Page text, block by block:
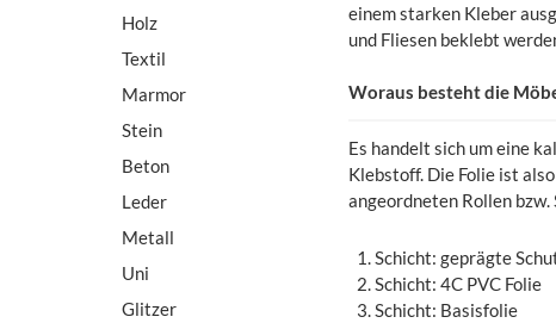
Holz
Textil
Marmor
Stein
Beton
Leder
Metall
Uni
Glitzer
einem starken Kleber
und Fliesen beklebt
Woraus besteht die
Es handelt sich um eine
Klebstoff. Die Folie ist
angeordneten Rollen bzw.
Schicht: geprägte
Schicht: 4C PVC Folie
Schicht: Basisfolie